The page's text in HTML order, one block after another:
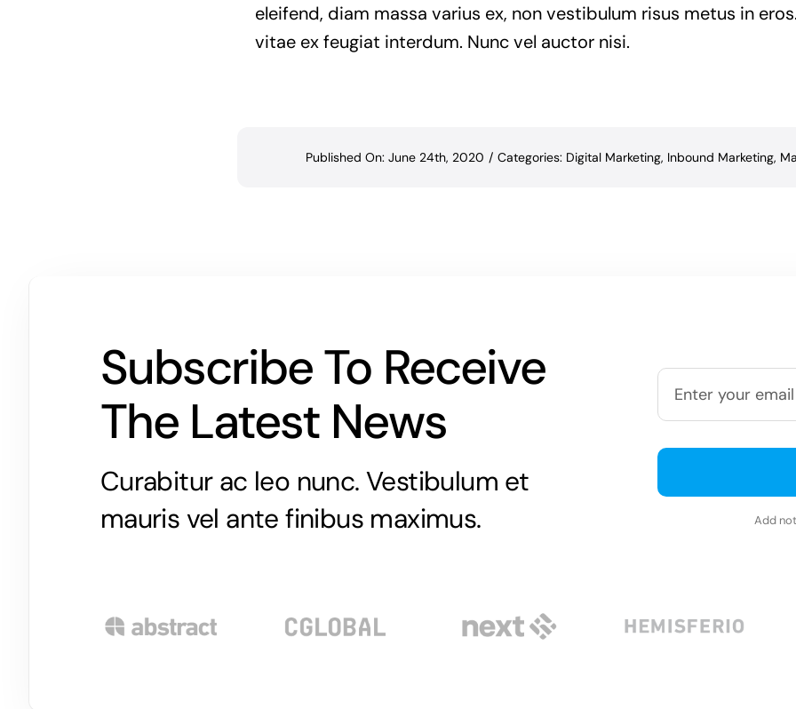
eleifend, diam massa varius ex, non vestibulum risus metus in
vitae ex feugiat interdum. Nunc vel auctor nisi.
Published On: June 24th, 2020 / Categories: Digital Marketing, Inbound Marketing,
Subscribe To Receive
The Latest News
Curabitur ac leo nunc. Vestibulum et
mauris vel ante finibus maximus.
Add